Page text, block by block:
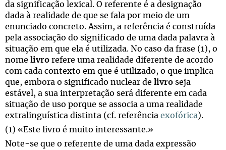
da significação lexical. O referente é a designação
dada à realidade de que se fala por meio de um
enunciado concreto. Assim, a referência é construída
pela associação do significado de uma dada palavra à
situação em que ela é utilizada. No caso da frase (1), o
nome
livro refere uma realidade diferente de acordo
com cada contexto em que é utilizado, o que implica
que, embora o significado nuclear de
livro seja
estável, a sua interpretação será diferente em cada
situação de uso porque se associa a uma realidade
extralinguística distinta (cf. referência exofórica).
(1) «Este livro é muito interessante.»
Note-se que o referente de uma dada expressão